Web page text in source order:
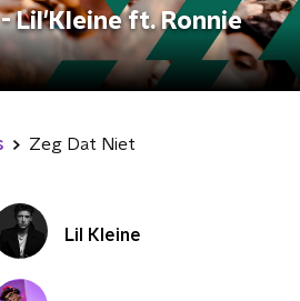
Lil'Kleine ft. Ronnie
Zeg Dat Niet
Lil Kleine